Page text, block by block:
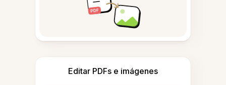
Editar PDFs e imágenes